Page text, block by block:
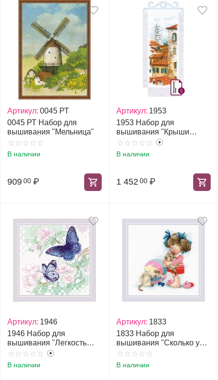
Артикул: 0045 РТ
0045 РТ Набор для
вышивания "Мельница"
В наличии
909 00 ₽
Артикул: 1953
1953 Набор для
вышивания "Крыши
Пизы"
В наличии
1 452 00 ₽
Артикул: 1946
1946 Набор для
вышивания "Легкость
весны"
В наличии
Артикул: 1833
1833 Набор для
вышивания "Сколько у
Кати котят?"
В наличии